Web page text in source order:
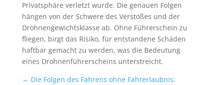
Privatsphäre verletzt wurde. Die genauen Folgen
hängen von der Schwere des Verstoßes und der
Drohnengewichtsklasse ab. Ohne Führerschein zu
fliegen, birgt das Risiko, für entstandene Schäden
haftbar gemacht zu werden, was die Bedeutung
eines Drohnenführerscheins unterstreicht.
← Die Folgen des Fahrens ohne Fahrerlaubnis: